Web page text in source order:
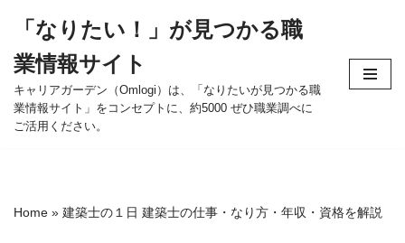
ン
テ
ン
ツ
ッ
「なりたい！」が見つかる職
業情報サイト
キャリアガーデン（Omlogi）は、「なりたいが見つかる職
業情報サイト」をコンセプトに、約5000 ぜひ職業調べに
ご活用ください。
Home » 建築士の１日 建築士の仕事・なり方・年収・資格を解説